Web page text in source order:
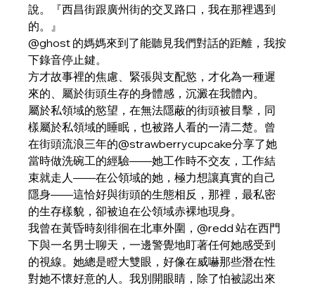
說。『西昌街跟廣州街的交叉路口，我在那裡遇到
的。』
@ghost 的媽媽來到了能聽見我們對話的距離，我按
下錄音停止鍵。
方才故事裡的焦慮、緊張與支配慾，才化為一種遲
來的、屬於街頭生存的身體感，沉澱在我體內。
屬於私領域的慾望，在無法隱蔽的街頭被目擊，同
樣屬於私領域的睡眠，也被路人看的一清二楚。曾
在街頭流浪三年的@strawberrycupcake分享了她
當時做洗碗工的經驗——她工作時不交友，工作結
束就走人——在公領域的她，極力想讓真實的自己
隱身——這恰好與街頭的生態相反，那裡，最私密
的生存樣貌，卻被迫在公領域赤裸地現身。
我曾在黃昏時刻徘徊在北車外圍，@redd 站在西門
下與一名男士聊天，一邊警覺地盯著任何她感受到
的視線。她總是瞪大雙眼，好像在威嚇那些潛在性
對她不懷好意的人。我別開眼睛，除了怕被認出來